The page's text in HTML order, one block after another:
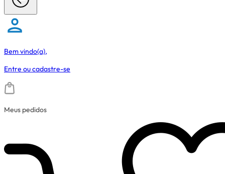
Bem vindo(a),
Entre oucadastre-se
Meus pedidos